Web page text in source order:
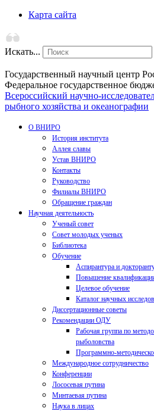
Карта сайта
Искать...
Государственный научный центр
Федеральное государственное
Всероссийский научно-
рыбного хозяйства и океанографии
О ВНИРО
История института
Аллея славы
Устав ВНИРО
Контакты
Руководство
Филиалы ВНИРО
Обращение граждан
Научная деятельность
Ученый совет
Совет молодых ученых
Библиотека
Обучение
Аспирантура и
Повышение
Целевое обучение
Каталог научных
Диссертационные советы
Рекомендации ОДУ
Рабочая группа по
рыболовства
Программно-
Международное сотрудничество
Конференции
Лососевая путина
Минтаевая путина
Наука в лицах